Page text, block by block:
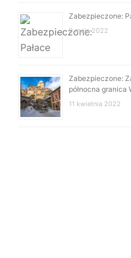
Zabezpieczone:
9 maja 2022
Zabezpieczone:
północna granica
11 kwietnia 2022